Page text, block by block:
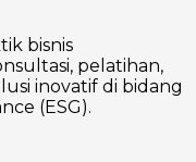
bisnis
pelatihan,
inovatif di bidang
(ESG).